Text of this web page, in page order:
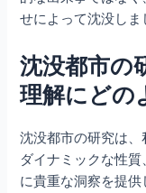
せによって沈没しま
沈没都市の
理解にどの
沈没都市の研究は
ダイナミックな性
に貴重な洞察を提